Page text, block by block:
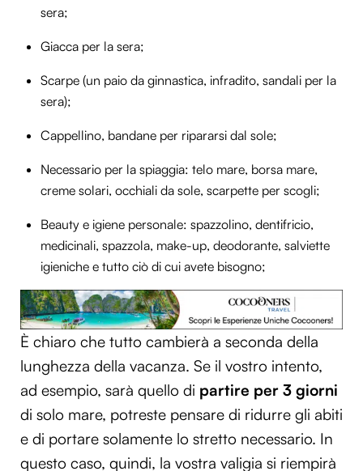
sera;
Giacca per la sera;
Scarpe (un paio da ginnastica, infradito, sandali per la
sera);
Cappellino, bandane per ripararsi dal sole;
Necessario per la spiaggia: telo mare, borsa mare,
creme solari, occhiali da sole, scarpette per scogli;
Beauty e igiene personale: spazzolino, dentifricio,
medicinali, spazzola, make-up, deodorante, salviette
igieniche e tutto ciò di cui avete bisogno;
È chiaro che tutto cambierà a seconda della
lunghezza della vacanza. Se il vostro intento,
ad esempio, sarà quello di partire per 3 giorni
di solo mare, potreste pensare di ridurre gli abiti
e di portare solamente lo stretto necessario. In
questo caso, quindi, la vostra valigia si riempirà